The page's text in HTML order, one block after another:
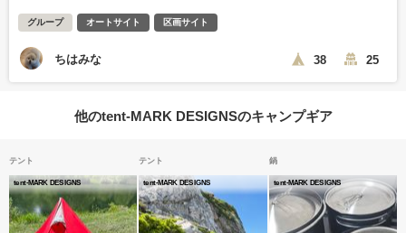
グループ オートサイト 区画サイト
ちはみな 38 25
他のtent-MARK DESIGNSのキャンプギア
テント
tent-MARK DESIGNS
テント
tent-MARK DESIGNS
鍋
tent-MARK DESIGNS